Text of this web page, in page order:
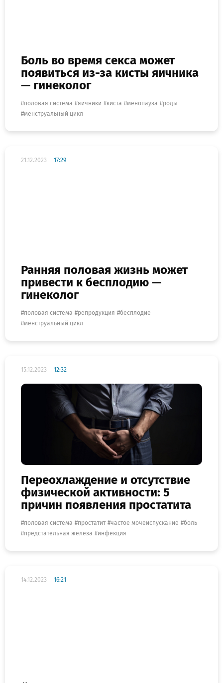
Боль во время секса может
появиться из-за кисты яичника
— гинеколог
половая система яичники киста менопауза
роды
менструальный цикл
21.12.2023 17:29
Ранняя половая жизнь может
привести к бесплодию —
гинеколог
половая система репродукция
бесплодие
менструальный цикл
15.12.2023 12:32
Переохлаждение и отсутствие
физической активности: 5
причин появления простатита
половая система простатит частое мочеиспускание
боль
предстательная железа
инфекция
14.12.2023 16:21